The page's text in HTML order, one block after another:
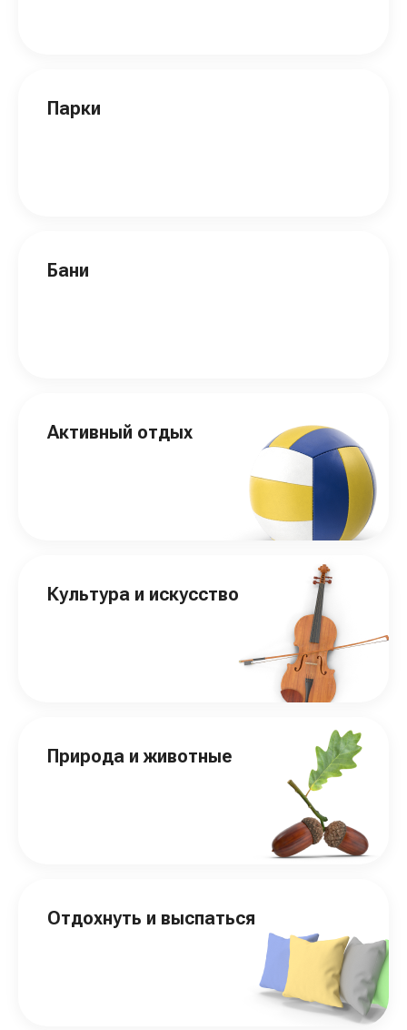
Парки
Бани
Активный отдых
Культура и искусство
Природа и животные
Отдохнуть и выспаться